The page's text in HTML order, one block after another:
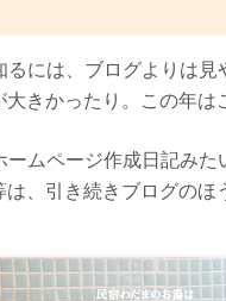
には、ブログよりは
きかったり。この年は
ムページ作成日記み
、引き続きブログのほ